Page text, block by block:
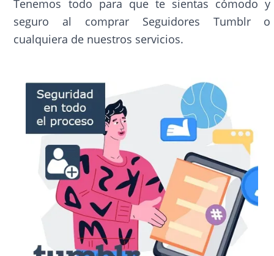
Tenemos todo para que te sientas cómodo y
seguro al comprar Seguidores Tumblr o
cualquiera de nuestros servicios.